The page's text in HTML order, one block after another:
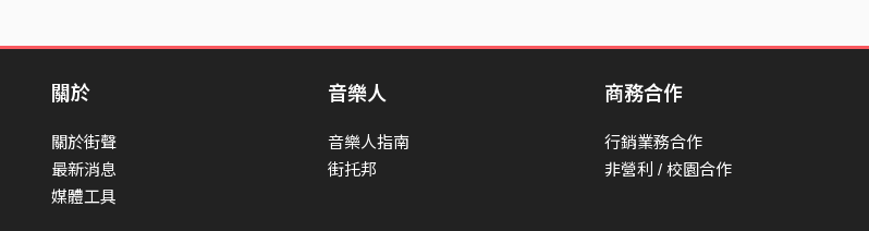
關於
關於街聲
最新消息
媒體工具
音樂人
音樂人指南
街托邦
商務合作
行銷業務合作
非營利 / 校園合作